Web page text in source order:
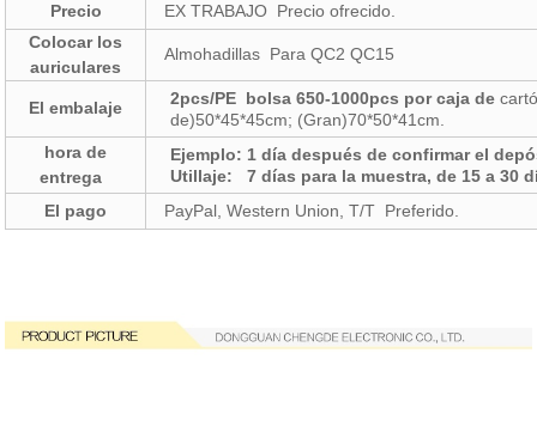
Precio
EX TRABAJO Precio ofrecido.
Colocar los
auriculares
Almohadillas Para QC2 QC15
El embalaje 2pcs/PE bolsa 650-1000pcs por caja de
de)50*45*45cm; (Gran)70*50*41cm.
hora de
entrega
Ejemplo: 1 día después de confirmar el
Utillaje: 7 días para la muestra, de 15 a 30
El pago
PayPal, Western Union, T/T Preferido.